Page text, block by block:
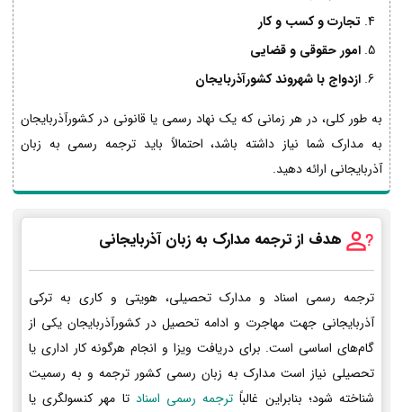
تجارت و کسب و کار
امور حقوقی و قضایی
ازدواج با شهروند کشورآذربایجان
به طور کلی، در هر زمانی که یک نهاد رسمی یا قانونی در کشورآذربایجان
به مدارک شما نیاز داشته باشد، احتمالاً باید ترجمه رسمی به زبان
آذربایجانی ارائه دهید.
هدف از ترجمه مدارک به زبان آذربایجانی
ترجمه رسمی اسناد و مدارک تحصیلی، هویتی و کاری به ترکی
آذربایجانی جهت مهاجرت و ادامه تحصیل در کشورآذربایجان یکی از
گام‌های اساسی است. برای دریافت ویزا و انجام هرگونه کار اداری یا
تحصیلی نیاز است مدارک به زبان رسمی کشور ترجمه و به رسمیت
شناخته شود؛ بنابراین غالباً ترجمه رسمی اسناد تا مهر کنسولگری یا